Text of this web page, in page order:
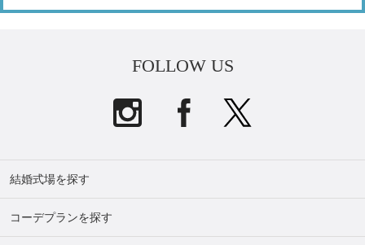
FOLLOW US
結婚式場を探す
コーデプランを探す